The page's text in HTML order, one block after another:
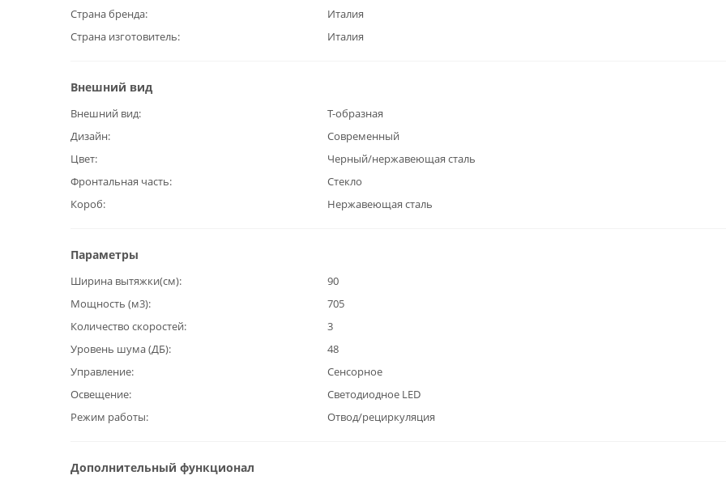
Страна бренда
Италия
Страна изготовитель
Италия
Внешний вид
Внешний вид
Т-образная
Дизайн
Современный
Цвет
Черный/нержавеющая сталь
Фронтальная часть
Стекло
Короб
Нержавеющая сталь
Параметры
Ширина вытяжки(см)
90
Мощность (м3)
705
Количество скоростей
3
Уровень шума (ДБ)
48
Управление
Сенсорное
Освещение
Светодиодное LED
Режим работы
Отвод/рециркуляция
Дополнительный функционал